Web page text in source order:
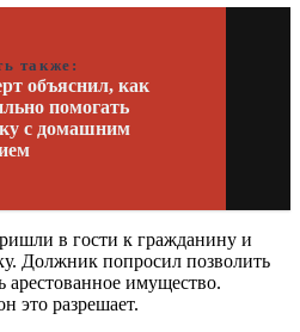
также:
объяснил, как
помогать
с домашним
в гости к гражданину и
Должник попросил позволить
арестованное имущество.
это разрешает.